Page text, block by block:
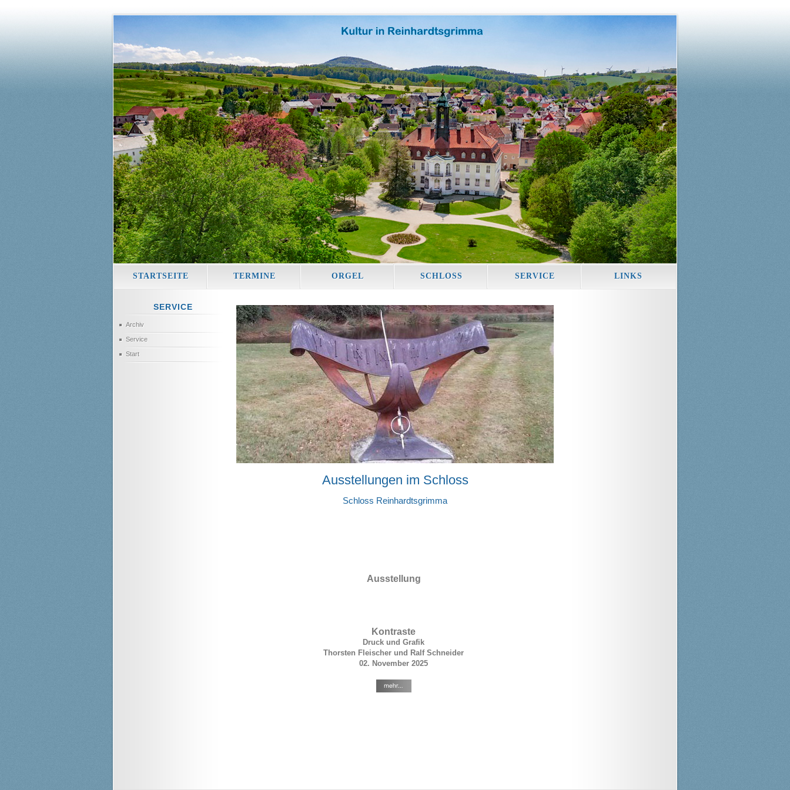
STARTSEITE TERMINE ORGEL SCHLOSS SERVICE LINKS
SERVICE
Archiv
Service
Start
Ausstellungen im Schloss
Schloss Reinhardtsgrimma
Ausstellung
Kontraste
Druck und Grafik
Thorsten Fleischer und Ralf Schneider
02. November 2025